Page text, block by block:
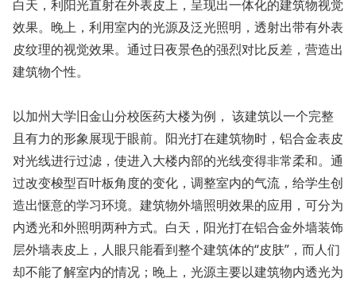
白天，利阳光直射在外表皮上，呈现出一体化的建筑物视觉
效果。晚上，利用室内的光源及泛光照明，透射出带有外表
皮纹理的视觉效果。通过日夜景色的强烈对比反差，营造出
建筑物个性。
以加州大学旧金山分校医药大楼为例， 该建筑以一个完整
且有力的形象展现于眼前。阳光打在建筑物时，铝合金表皮
对光线进行过滤，使进入大楼内部的光线变得非常柔和。通
过改变梭型百叶板角度的变化，调整室内的气流，给学生创
造出惬意的学习环境。建筑物外墙照明效果的应用，可分为
内透光和外照明两种方式。白天，阳光打在铝合金外墙装饰
层外墙表皮上，人眼只能看到整个建筑体的“皮肤”，而人们
却不能了解室内的情况；晚上，光源主要以建筑物内透光为